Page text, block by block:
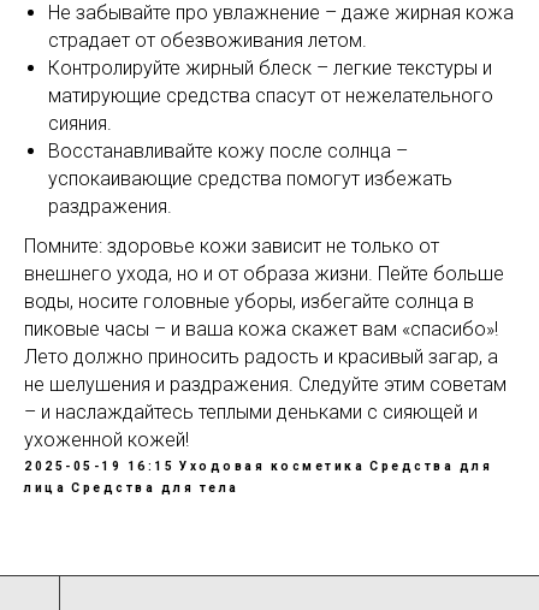
Не забывайте про увлажнение – даже жирная кожа
страдает от обезвоживания летом.
Контролируйте жирный блеск – легкие текстуры и
матирующие средства спасут от нежелательного
сияния.
Восстанавливайте кожу после солнца –
успокаивающие средства помогут избежать
раздражения.
Помните: здоровье кожи зависит не только от
внешнего ухода, но и от образа жизни. Пейте больше
воды, носите головные уборы, избегайте солнца в
пиковые часы – и ваша кожа скажет вам «спасибо»!
Лето должно приносить радость и красивый загар, а
не шелушения и раздражения. Следуйте этим советам
– и наслаждайтесь теплыми деньками с сияющей и
ухоженной кожей!
2025-05-19 16:15 Уходовая косметика Средства для
лица Средства для тела